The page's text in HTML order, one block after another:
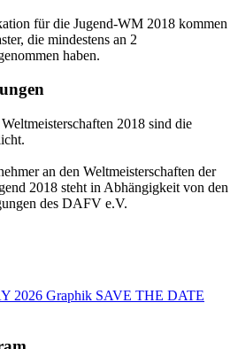
für die Jugend-WM 2018 kommen
die mindestens an 2
haben.
2018 sind die
an den Weltmeisterschaften der
2018 steht in Abhängigkeit von den
des DAFV e.V.